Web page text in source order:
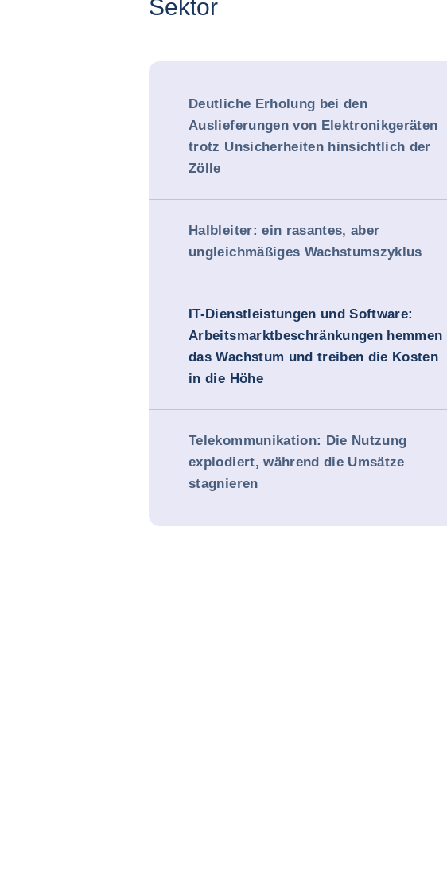
Sektor
Deutliche Erholung bei den
Auslieferungen von Elektronikgeräten
trotz Unsicherheiten hinsichtlich der
Zölle
Halbleiter: ein rasantes, aber
ungleichmäßiges Wachstumszyklus
IT-Dienstleistungen und Software:
Arbeitsmarktbeschränkungen hemmen
das Wachstum und treiben die Kosten
in die Höhe
Telekommunikation: Die Nutzung
explodiert, während die Umsätze
stagnieren